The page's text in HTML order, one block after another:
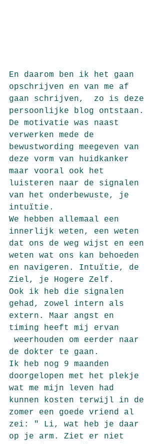
En daarom ben ik het gaan
opschrijven en van me af
gaan schrijven,  zo is deze
persoonlijke blog ontstaan.
De motivatie was naast
verwerken mede de
bewustwording meegeven van
deze vorm van huidkanker
maar vooral ook het
luisteren naar de signalen
van het onderbewuste, je
intuïtie.
We hebben allemaal een
innerlijk weten, een weten
dat ons de weg wijst en een
weten wat ons kan behoeden
en navigeren. Intuïtie, de
Ziel, je Hogere Zelf.
Ook ik heb die signalen
gehad, zowel intern als
extern. Maar angst en
timing heeft mij ervan
de dokter te gaan.
Ik heb nog 9 maanden
doorgelopen met het plekje
wat me mijn leven had
kunnen kosten terwijl in de
zomer een goede vriend al
zei: " Li, wat heb je daar
op je arm. Ziet er niet